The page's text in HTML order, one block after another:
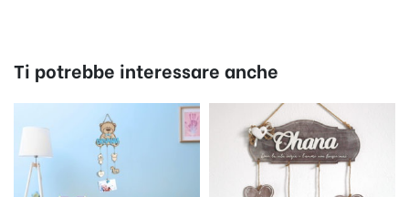
Ti potrebbe interessare anche